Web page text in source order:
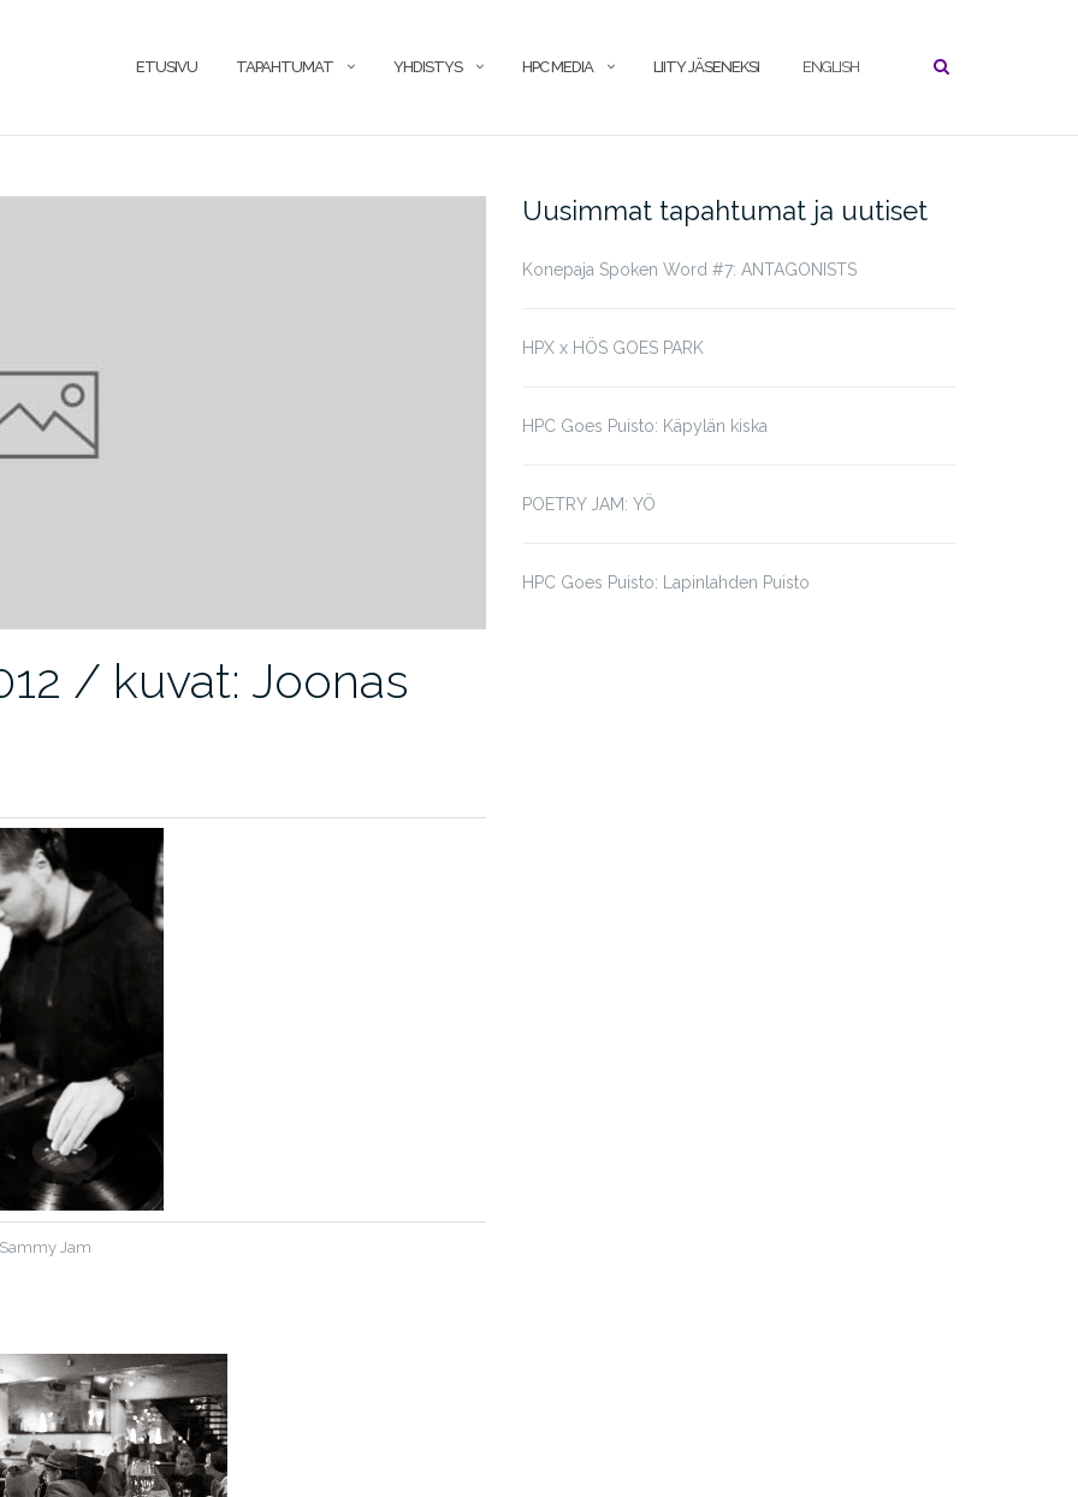
ETUSIVU TAPAHTUMAT YHDISTYS HPC MEDIA LIITY JÄSENEKSI ENGLISH
/ kuvat: Joonas
Jam
Uusimmat tapahtumat ja uutiset
Konepaja Spoken Word #7: ANTAGONISTS
HPX x HÖS GOES PARK
HPC Goes Puisto: Käpylän kiska
POETRY JAM: YÖ
HPC Goes Puisto: Lapinlahden Puisto